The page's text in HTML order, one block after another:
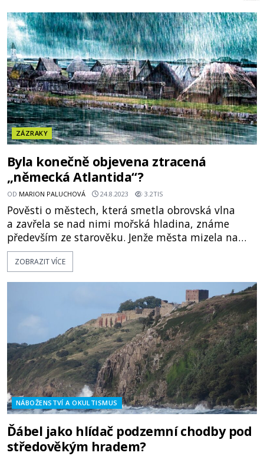
ZÁZRAKY
Byla konečně objevena ztracená
„německá Atlantida“?
OD MARION PALUCHOVÁ 24.8.2023 3.2TIS
Pověsti o městech, která smetla obrovská vlna
a zavřela se nad nimi mořská hladina, známe
především ze starověku. Jenže města mizela na
dně moře i v pozdějších dobách. Příkladem může
být třeba středověké dánské město Rungholt,
se 16. ledna 1362 odehrála kat
ZOBRAZIT VÍCE
NÁBOŽENSTVÍ A OKULTISMUS
Ďábel jako hlídač podzemní chodby pod
středověkým hradem?